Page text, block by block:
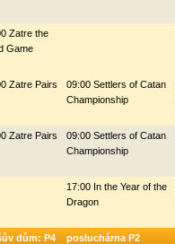
Zatre the
Game
Zatre Pairs
09:00 Settlers of Catan
Championship
Zatre Pairs
09:00 Settlers of Catan
Championship
17:00 In the Year of the
Dragon
dům: P4 posluchárna P2